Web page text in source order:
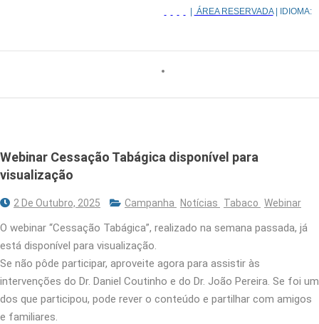
ÁREA RESERVADA| IDIOMA:
Webinar Cessação Tabágica disponível para
visualização
2 De Outubro, 2025 Campanha Notícias Tabaco Webinar
O webinar “Cessação Tabágica”, realizado na semana passada, já
está disponível para visualização.
Se não pôde participar, aproveite agora para assistir às
intervenções do Dr. Daniel Coutinho e do Dr. João Pereira. Se foi um
dos que participou, pode rever o conteúdo e partilhar com amigos
e familiares.